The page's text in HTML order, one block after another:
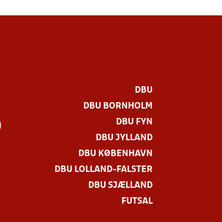
DBU
DBU BORNHOLM
DBU FYN
DBU JYLLAND
DBU KØBENHAVN
DBU LOLLAND-FALSTER
DBU SJÆLLAND
FUTSAL